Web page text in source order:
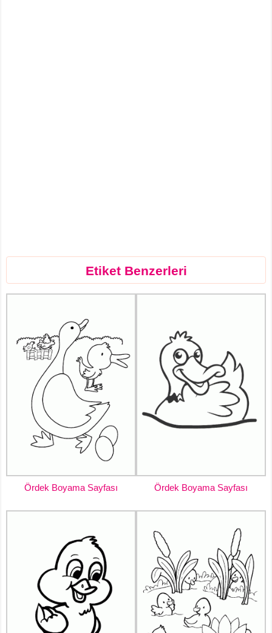
Etiket Benzerleri
Ördek Boyama Sayfası Ördek Boyama Sayfası